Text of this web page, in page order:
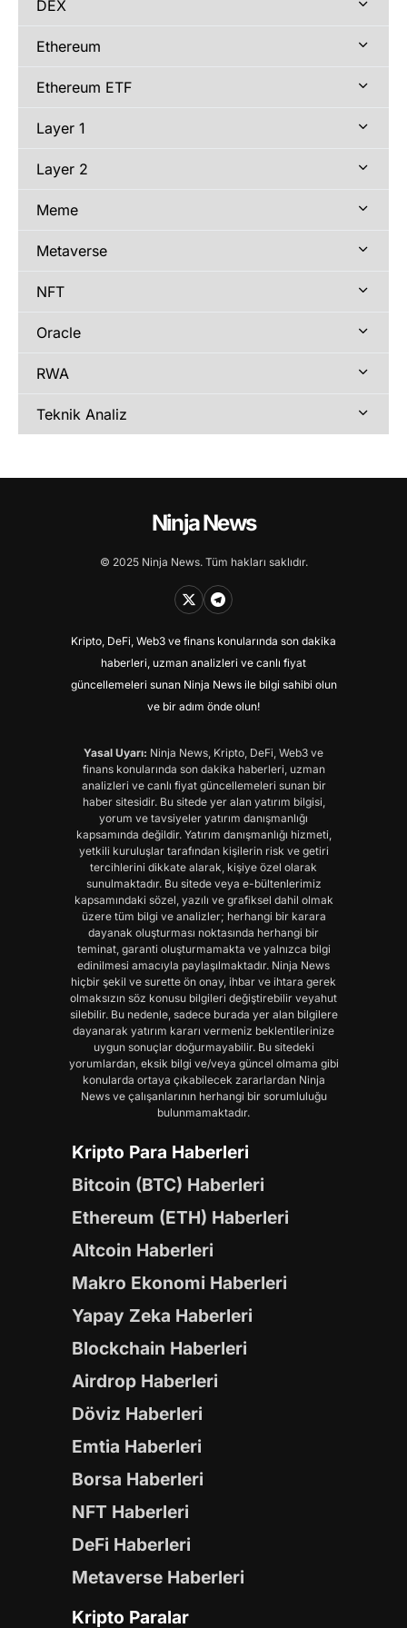
DEX
Ethereum
Ethereum ETF
Layer 1
Layer 2
Meme
Metaverse
NFT
Oracle
RWA
Teknik Analiz
Ninja News
© 2025 Ninja News. Tüm hakları saklıdır.
Kripto, DeFi, Web3 ve finans konularında son dakika
haberleri, uzman analizleri ve canlı fiyat
güncellemeleri sunan Ninja News ile bilgi sahibi olun
ve bir adım önde olun!
Yasal Uyarı: Ninja News, Kripto, DeFi, Web3 ve
finans konularında son dakika haberleri, uzman
analizleri ve canlı fiyat güncellemeleri sunan bir
haber sitesidir. Bu sitede yer alan yatırım bilgisi,
yorum ve tavsiyeler yatırım danışmanlığı
kapsamında değildir. Yatırım danışmanlığı hizmeti,
yetkili kuruluşlar tarafından kişilerin risk ve getiri
tercihlerini dikkate alarak, kişiye özel olarak
sunulmaktadır. Bu sitede veya e-bültenlerimiz
kapsamındaki sözel, yazılı ve grafiksel dahil olmak
üzere tüm bilgi ve analizler; herhangi bir karara
dayanak oluşturması noktasında herhangi bir
teminat, garanti oluşturmamakta ve yalnızca bilgi
edinilmesi amacıyla paylaşılmaktadır. Ninja News
hiçbir şekil ve surette ön onay, ihbar ve ihtara gerek
olmaksızın söz konusu bilgileri değiştirebilir veyahut
silebilir. Bu nedenle, sadece burada yer alan bilgilere
dayanarak yatırım kararı vermeniz beklentilerinize
uygun sonuçlar doğurmayabilir. Bu sitedeki
yorumlardan, eksik bilgi ve/veya güncel olmama gibi
konularda ortaya çıkabilecek zararlardan Ninja
News ve çalışanlarının herhangi bir sorumluluğu
bulunmamaktadır.
Kripto Para Haberleri
Bitcoin (BTC) Haberleri
Ethereum (ETH) Haberleri
Altcoin Haberleri
Makro Ekonomi Haberleri
Yapay Zeka Haberleri
Blockchain Haberleri
Airdrop Haberleri
Döviz Haberleri
Emtia Haberleri
Borsa Haberleri
NFT Haberleri
DeFi Haberleri
Metaverse Haberleri
Kripto Paralar